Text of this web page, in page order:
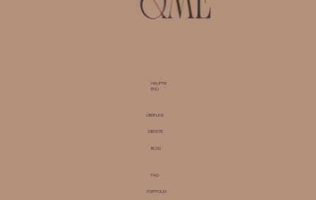
HAUPTM
ENU
ÜBER UNS
DIENSTE
BLOG
FAQ
PORTFOLIO